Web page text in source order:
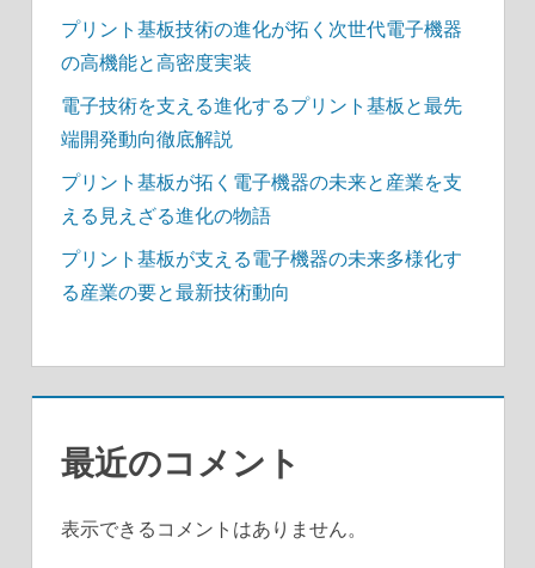
プリント基板技術の進化が拓く次世代電子機器
の高機能と高密度実装
電子技術を支える進化するプリント基板と最先
端開発動向徹底解説
プリント基板が拓く電子機器の未来と産業を支
える見えざる進化の物語
プリント基板が支える電子機器の未来多様化す
る産業の要と最新技術動向
最近のコメント
表示できるコメントはありません。